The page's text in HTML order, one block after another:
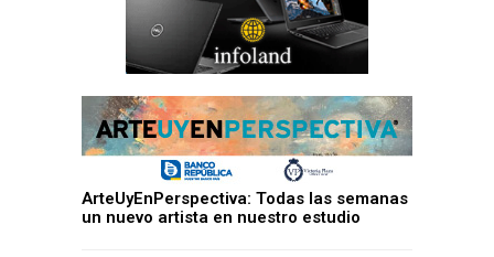
ArteUyEnPerspectiva: Todas las semanas
un nuevo artista en nuestro estudio